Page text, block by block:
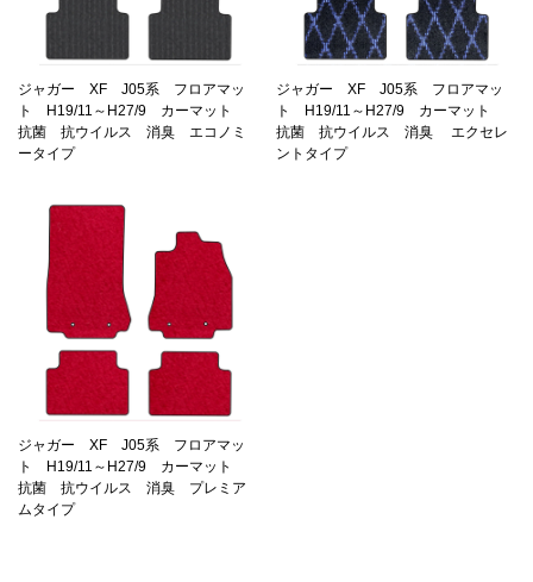
ジャガー XF J05系 フロアマッ
ト H19/11～H27/9 カーマット
抗菌 抗ウイルス 消臭 エコノミ
ータイプ
ジャガー XF J05系 フロアマッ
ト H19/11～H27/9 カーマット
抗菌 抗ウイルス 消臭 エクセレ
ントタイプ
ジャガー XF J05系 フロアマッ
ト H19/11～H27/9 カーマット
抗菌 抗ウイルス 消臭 プレミア
ムタイプ